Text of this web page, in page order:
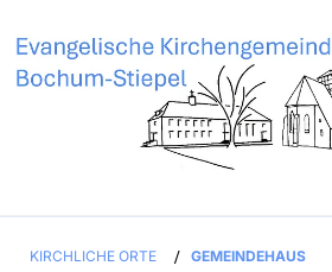
KIRCHLICHE ORTE / GEMEINDEHAUS